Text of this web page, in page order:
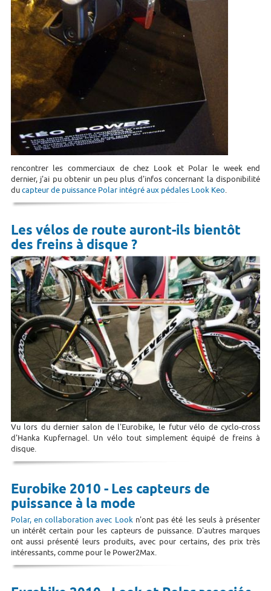
rencontrer les commerciaux de chez Look et Polar le week end
dernier, j'ai pu obtenir un peu plus d'infos concernant la disponibilité
ducapteur de puissance Polar intégré aux pédales Look Keo.
Les vélos de route auront-ils bientôt
des freins à disque ?
Vu lors du dernier salon de l'Eurobike, le futur vélo de cyclo-cross
d'Hanka Kupfernagel. Un vélo tout simplement équipé de freins à
disque.
Eurobike 2010 - Les capteurs de
puissance à la mode
Polar, en collaboration avec Lookn'ont pas été les seuls à présenter
un intérêt certain pour les capteurs de puissance. D'autres marques
ont aussi présenté leurs produits, avec pour certains, des prix très
intéressants, comme pour le Power2Max.